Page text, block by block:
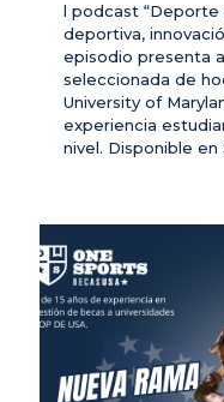
l podcast “Deporte
deportiva,
episodio presenta
seleccionada de
University of
experiencia
nivel. Disponible